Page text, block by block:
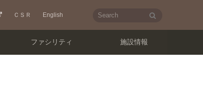
ファシリティ 施設情報
索
ＣＳＲ English